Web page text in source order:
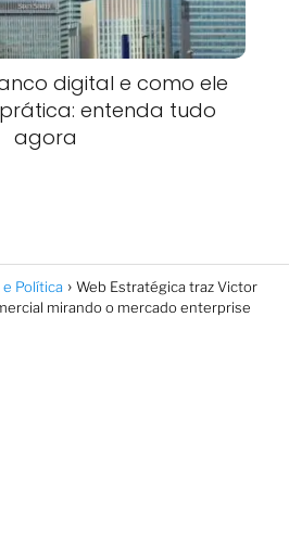
digital e como ele
entenda tudo
agora
Política
Web Estratégica traz Victor
mirando o mercado enterprise